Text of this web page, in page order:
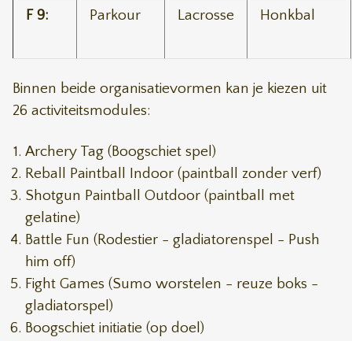
F 9: Parkour Lacrosse Honkbal
Binnen beide organisatievormen kan je kiezen uit
26 activiteitsmodules:
Archery Tag (Boogschiet spel)
Reball Paintball Indoor (paintball zonder verf)
Shotgun Paintball Outdoor (paintball met
gelatine)
Battle Fun (Rodestier - gladiatorenspel - Push
him off)
Fight Games (Sumo worstelen - reuze boks -
gladiatorspel)
Boogschiet initiatie (op doel)